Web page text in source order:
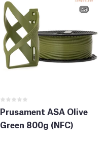
Prusament ASA Olive
Green 800g (NFC)